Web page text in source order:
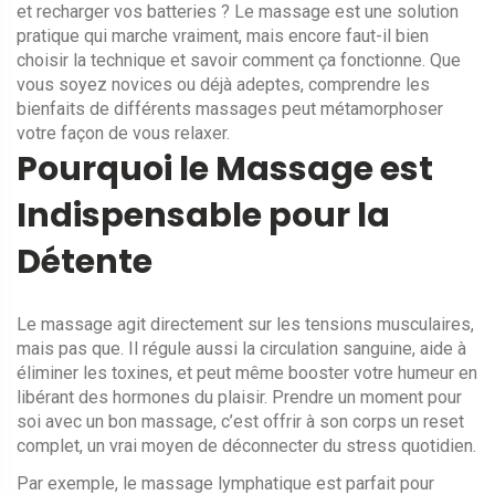
et recharger vos batteries ? Le massage est une solution
pratique qui marche vraiment, mais encore faut-il bien
choisir la technique et savoir comment ça fonctionne. Que
vous soyez novices ou déjà adeptes, comprendre les
bienfaits de différents massages peut métamorphoser
votre façon de vous relaxer.
Pourquoi le Massage est
Indispensable pour la
Détente
Le massage agit directement sur les tensions musculaires,
mais pas que. Il régule aussi la circulation sanguine, aide à
éliminer les toxines, et peut même booster votre humeur en
libérant des hormones du plaisir. Prendre un moment pour
soi avec un bon massage, c’est offrir à son corps un reset
complet, un vrai moyen de déconnecter du stress quotidien.
Par exemple, le massage lymphatique est parfait pour